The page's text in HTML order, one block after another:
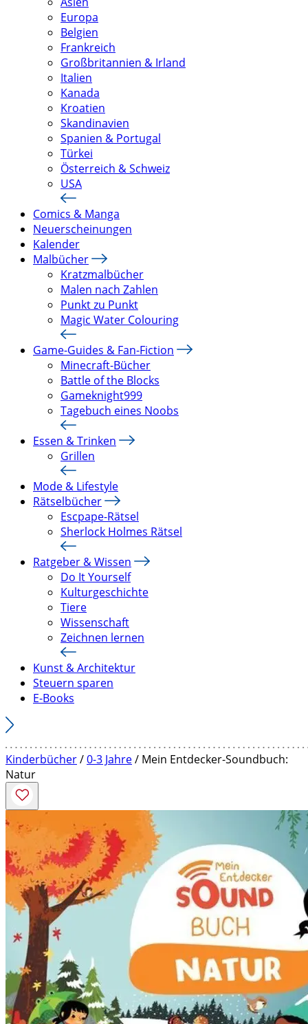
Europa
Belgien
Frankreich
Großbritannien & Irland
Italien
Kanada
Kroatien
Skandinavien
Spanien & Portugal
Türkei
Österreich & Schweiz
USA
Comics & Manga
Neuerscheinungen
Kalender
Malbücher
Kratzmalbücher
Malen nach Zahlen
Punkt zu Punkt
Magic Water Colouring
Game-Guides & Fan-Fiction
Minecraft-Bücher
Battle of the Blocks
Gameknight999
Tagebuch eines Noobs
Essen & Trinken
Grillen
Mode & Lifestyle
Rätselbücher
Escpape-Rätsel
Sherlock Holmes Rätsel
Ratgeber & Wissen
Do It Yourself
Kulturgeschichte
Tiere
Wissenschaft
Zeichnen lernen
Kunst & Architektur
Steuern sparen
E-Books
Kinderbücher/0-3 Jahre/ Mein Entdecker-Soundbuch:
Natur